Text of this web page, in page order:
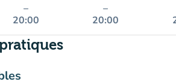
–
20:00
–
20:00